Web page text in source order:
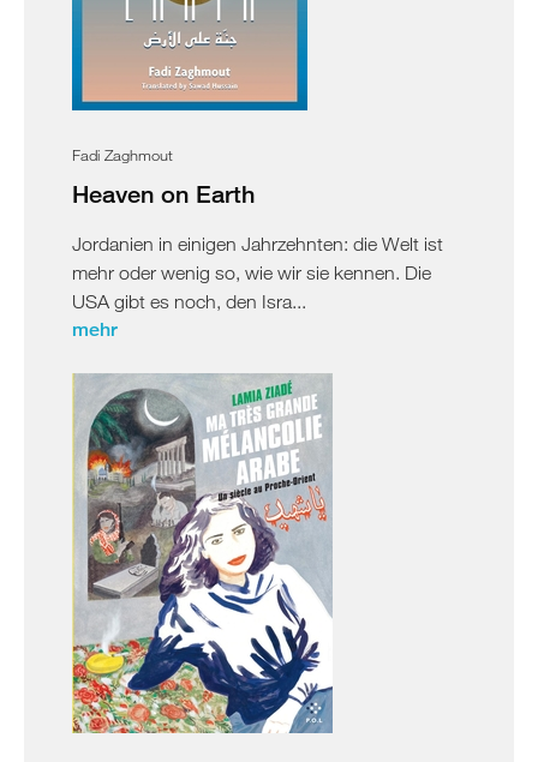
Fadi Zaghmout
Heaven on Earth
Jordanien in einigen Jahrzehnten: die Welt ist
mehr oder wenig so, wie wir sie kennen. Die
USA gibt es noch, den Isra...
mehr